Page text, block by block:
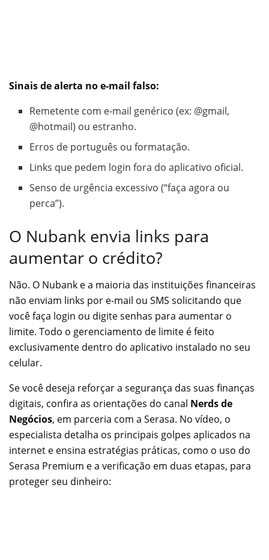
Sinais de alerta no e-mail falso:
Remetente com e-mail genérico (ex: @gmail,
@hotmail) ou estranho.
Erros de português ou formatação.
Links que pedem login fora do aplicativo oficial.
Senso de urgência excessivo (“faça agora ou
perca”).
O Nubank envia links para
aumentar o crédito?
Não. O Nubank e a maioria das instituições financeiras
não enviam links por e-mail ou SMS solicitando que
você faça login ou digite senhas para aumentar o
limite. Todo o gerenciamento de limite é feito
exclusivamente dentro do aplicativo instalado no seu
celular.
Se você deseja reforçar a segurança das suas finanças
digitais, confira as orientações do canal Nerds de
Negócios, em parceria com a Serasa. No vídeo, o
especialista detalha os principais golpes aplicados na
internet e ensina estratégias práticas, como o uso do
Serasa Premium e a verificação em duas etapas, para
proteger seu dinheiro: